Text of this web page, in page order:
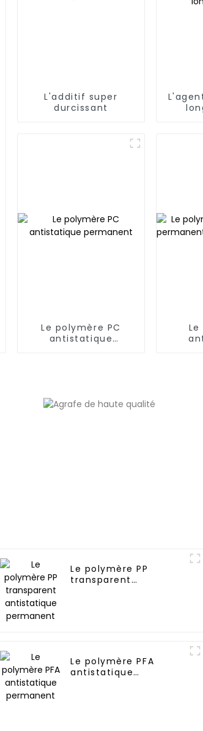
L'additif super
durcissant
Le polymère PC
antistatique
Le polymère PP
transparent
Le polymère PFA
antistatique